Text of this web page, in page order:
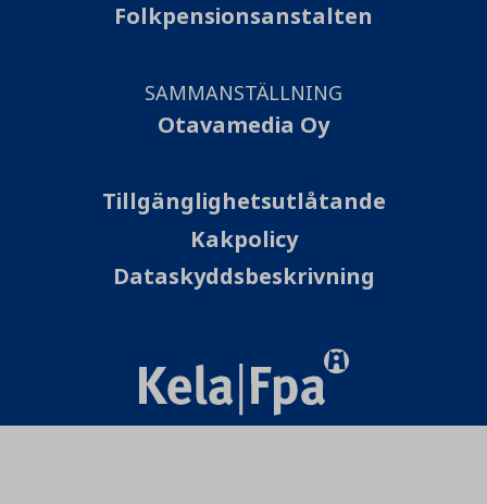
Folkpensionsanstalten
SAMMANSTÄLLNING
Otavamedia Oy
Tillgänglighetsutlåtande
Kakpolicy
Dataskyddsbeskrivning